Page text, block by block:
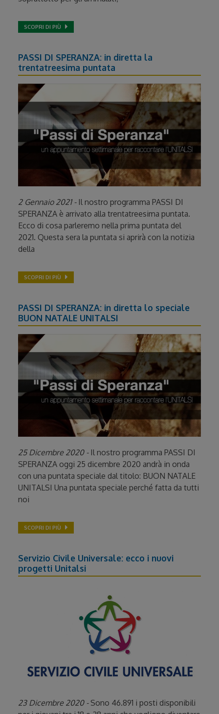
SCOPRI DI PIÙ
PASSI DI SPERANZA: in diretta la
trentatreesima puntata
2 Gennaio 2021 - Il nostro programma PASSI DI
SPERANZA è arrivato alla trentatreesima puntata.
Ecco di cosa parleremo nella prima puntata del
2021. Questa sera la puntata si aprirà con la notizia
della
SCOPRI DI PIÙ
PASSI DI SPERANZA: in diretta lo speciale
BUON NATALE UNITALSI
25 Dicembre 2020 - Il nostro programma PASSI DI
SPERANZA oggi 25 dicembre 2020 andrà in onda
con una puntata speciale dal titolo: BUON NATALE
UNITALSI Una puntata speciale perché fatta da tutti
noi
SCOPRI DI PIÙ
Servizio Civile Universale: ecco i nuovi
progetti Unitalsi
23 Dicembre 2020 - Sono 46.891 i posti disponibili